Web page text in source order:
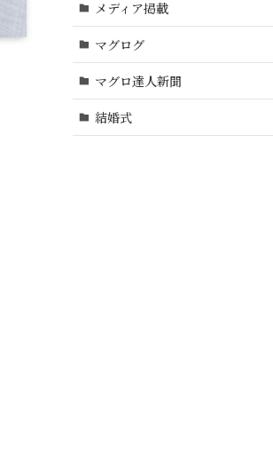
メディア掲載
マグログ
マグロ達人新聞
結婚式